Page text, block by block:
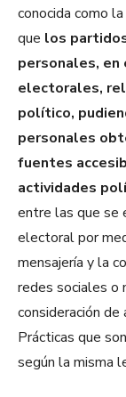
conocida como
que los
personales, en
electorales,
político,
personales
fuentes
actividades
entre las que se
electoral por
mensajería y la
redes sociales o
consideración de
Prácticas que
según la misma